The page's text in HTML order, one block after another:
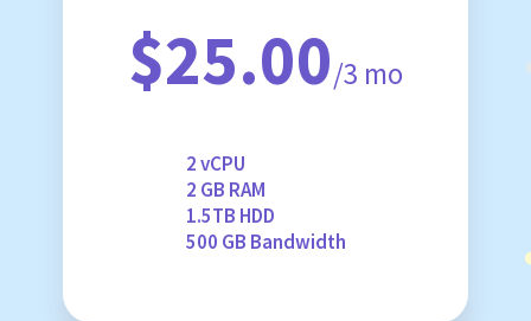
$25.00/3 mo
2 vCPU
2 GB RAM
1.5TB HDD
500 GB Bandwidth